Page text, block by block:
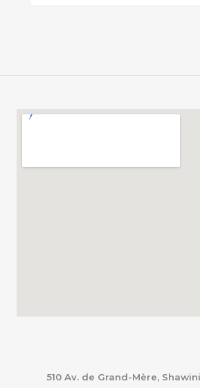
510 Av. de Grand-Mère,